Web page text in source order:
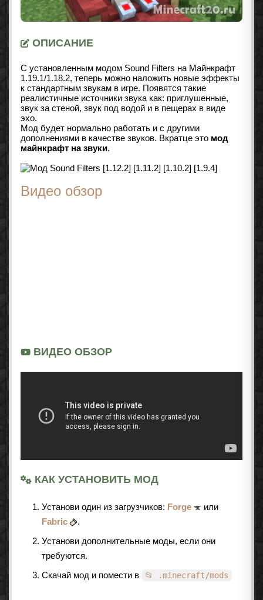
ОПИСАНИЕ
С установленным модом Sound Filters на Майнкрафт
1.19.1/1.18.2, теперь можно наложить новые эффекты
к стандартным звукам в игре. Появятся такие
реалистичные источники звука как: приглушенные,
звук за стеной, звук под водой и в пещерах в виде
эхо.
Мод будет нормально работать и с другими
дополнениями в качестве звуков. Вкратце это мод
майнкрафт на звуки.
Видео обзор
ВИДЕО ОБЗОР
КАК УСТАНОВИТЬ МОД
Установи один из загрузчиков: Forge
или
Fabric
.
Установи дополнительные моды, если они
требуются.
Скачай мод и помести в
📂 .minecraft/mods